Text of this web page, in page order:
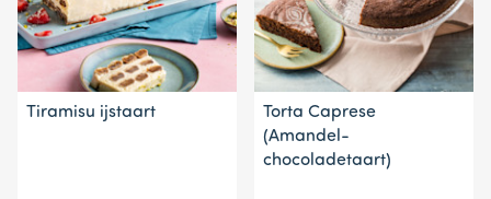
Tiramisu ijstaart
Torta Caprese
(Amandel-
chocoladetaart)